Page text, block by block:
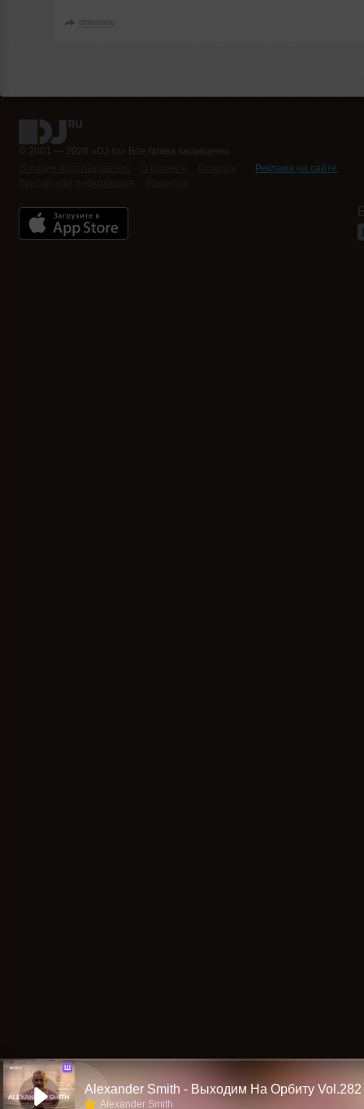
ответить
© 2001 — 2026 «DJ.ru» Все права защищены.
Реклама на сайте
Ш
Alexander Smith - Выходим На Орбиту Vol.282
Alexander Smith